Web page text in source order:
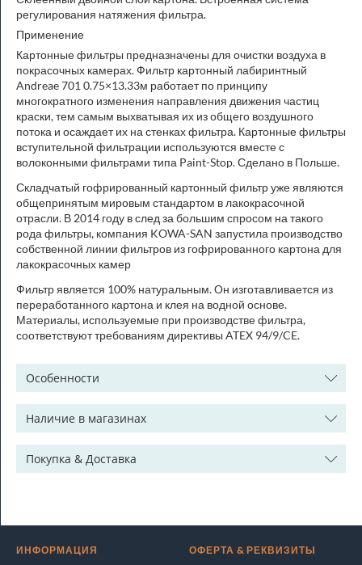
регулирования натяжения фильтра.
Применение
Картонные фильтры предназначены для очистки воздуха в
покрасочных камерах. Фильтр картонный лабиринтный
Andreae 701 0.75×13.33м работает по принципу
многократного изменения направления движения частиц
краски, тем самым выхватывая их из общего воздушного
потока и осаждает их на стенках фильтра. Картонные фильтры
вступительной фильтрации используются вместе с
волоконными фильтрами типа Paint-Stop. Сделано в Польше.
Складчатый гофрированный картонный фильтр уже являются
общепринятым мировым стандартом в лакокрасочной
отрасли. В 2014 году в след за большим спросом на такого
рода фильтры, компания KOWA-SAN запустила производство
собственной линии фильтров из гофрированного картона для
лакокрасочных камер
Фильтр является 100% натуральным. Он изготавливается из
переработанного картона и клея на водной основе.
Материалы, используемые при производстве фильтра,
соответствуют требованиям директивы ATEX 94/9/CE.
Особенности
Наличие в магазинах
Покупка & Доставка
ИНФОРМАЦИЯ ОФЕРТА & РЕКВИЗИТЫ